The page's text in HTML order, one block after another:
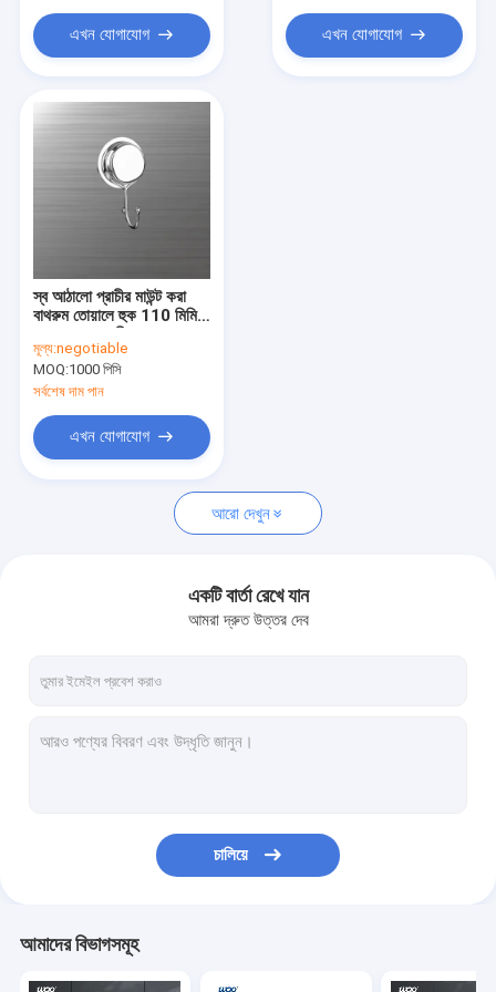
ওয়াল মাউন্ট করা ছবির ফ্রেম
স্টিকি ড্রাই ইরেজ বোর্ড
অপসারণযোগ্য স্টিকি বিন্দু
স্ব আঠালো প্যাড
এখন যোগাযোগ এখন যোগাযোগ
স্ব আঠালো প্রাচীর মাউন্ট করা
বাথরুম তোয়ালে হুক 110 মিমি
মূল্য:negotiable
MOQ:1000 পিসি
সর্বশেষ দাম পান
এখন যোগাযোগ
আরো দেখুন
একটি বার্তা রেখে যান
আমরা দ্রুত উত্তর দেব
চালিয়ে
আমাদের বিভাগসমূহ